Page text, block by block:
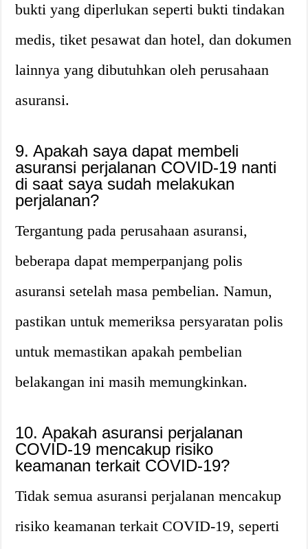
bukti yang diperlukan seperti bukti tindakan
medis, tiket pesawat dan hotel, dan dokumen
lainnya yang dibutuhkan oleh perusahaan
asuransi.
9. Apakah saya dapat membeli
asuransi perjalanan COVID-19 nanti
di saat saya sudah melakukan
perjalanan?
Tergantung pada perusahaan asuransi,
beberapa dapat memperpanjang polis
asuransi setelah masa pembelian. Namun,
pastikan untuk memeriksa persyaratan polis
untuk memastikan apakah pembelian
belakangan ini masih memungkinkan.
10. Apakah asuransi perjalanan
COVID-19 mencakup risiko
keamanan terkait COVID-19?
Tidak semua asuransi perjalanan mencakup
risiko keamanan terkait COVID-19, seperti